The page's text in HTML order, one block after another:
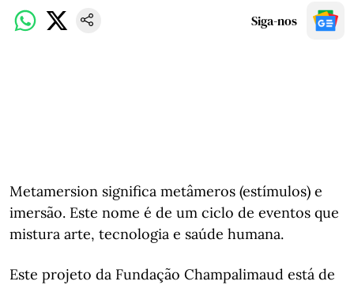
Siga-nos
Metamersion significa metâmeros (estímulos) e
imersão. Este nome é de um ciclo de eventos que
mistura arte, tecnologia e saúde humana.
Este projeto da Fundação Champalimaud está de